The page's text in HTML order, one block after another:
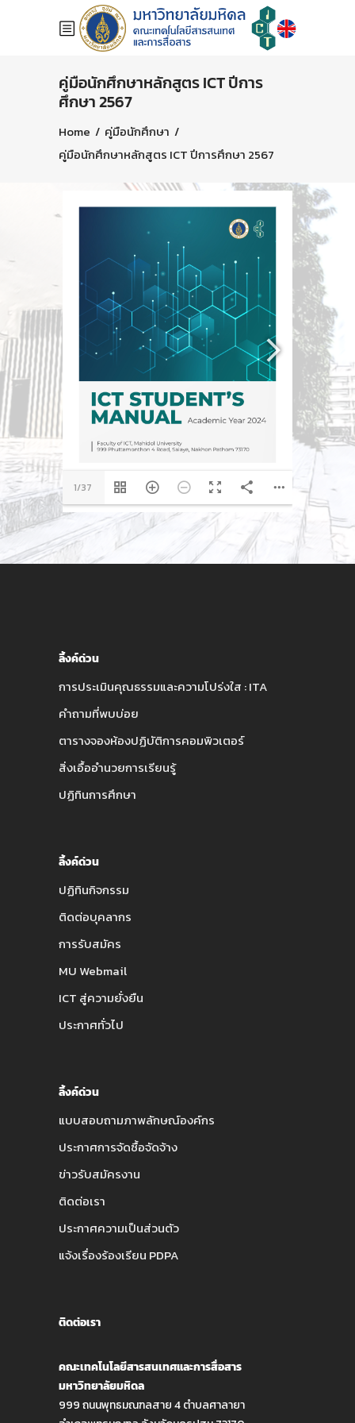
คู่มือนักศึกษาหลักสูตร ICT ปีการ
ศึกษา 2567
Home / คู่มือนักศึกษา /
คู่มือนักศึกษาหลักสูตร ICT ปีการศึกษา 2567
1/37
ลิ้งค์ด่วน
การประเมินคุณธรรมและความโปร่งใส : ITA
คำถามที่พบบ่อย
ตารางจองห้องปฏิบัติการคอมพิวเตอร์
สิ่งเอื้ออำนวยการเรียนรู้
ปฏิทินการศึกษา
ลิ้งค์ด่วน
ปฏิทินกิจกรรม
ติดต่อบุคลากร
การรับสมัคร
MU Webmail
ICT สู่ความยั่งยืน
ประกาศทั่วไป
ลิ้งค์ด่วน
แบบสอบถามภาพลักษณ์องค์กร
ประกาศการจัดซื้อจัดจ้าง
ข่าวรับสมัครงาน
ติดต่อเรา
ประกาศความเป็นส่วนตัว
แจ้งเรื่องร้องเรียน PDPA
ติดต่อเรา
คณะเทคโนโลยีสารสนเทศและการสื่อสาร
มหาวิทยาลัยมหิดล
999 ถนนพุทธมณฑลสาย 4 ตำบลศาลายา